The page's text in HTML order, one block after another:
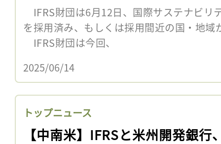
IFRS財団は6月12日、国際サステナビリ
を採用済み、もしくは採用間近の国・地
IFRS財団は今回、
2025/06/14
トップニュース
【中南米】IFRSと米州開発銀行